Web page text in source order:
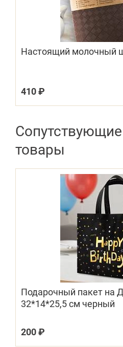
Настоящий молочный
410 ₽
Сопутствующие
товары
Подарочный пакет на
32*14*25,5 см черный
200 ₽